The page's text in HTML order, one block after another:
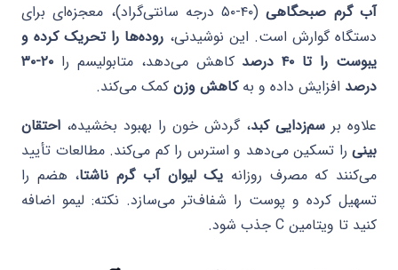
آب گرم صبحگاهی
(۴۰-۵۰ درجه سانتی‌گراد)، معجزه‌ای برای
دستگاه گوارش است. این نوشیدنی، روده‌ها را تحریک کرده و
یبوست را تا ۴۰ درصد
کاهش می‌دهد، متابولیسم را
۲۰-۳۰
درصد افزایش داده و بهکاهش وزن کمک می‌کند.
علاوه بر سم‌زدایی کبد، گردش خون را بهبود بخشیده، احتقان
بینی را تسکین می‌دهد و استرس را کم می‌کند. مطالعات تأیید
می‌کنند که مصرف روزانه یک لیوان آب گرم ناشتا، هضم را
تسهیل کرده و پوست را شفاف‌تر می‌سازد. نکته: لیمو اضافه
کنید تا ویتامین C جذب شود.